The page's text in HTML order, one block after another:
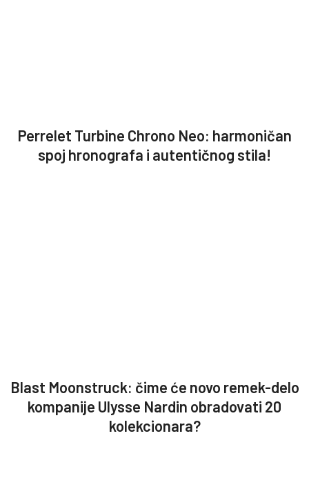
Perrelet Turbine Chrono Neo: harmoničan
spoj hronografa i autentičnog stila!
Blast Moonstruck: čime će novo remek-delo
kompanije Ulysse Nardin obradovati 20
kolekcionara?